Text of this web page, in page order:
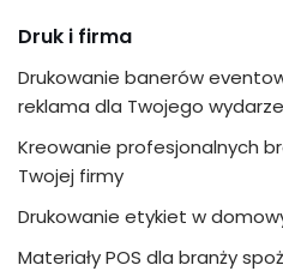
Druk i firma
Drukowanie banerów
reklama dla Twojego
Kreowanie profesjonalnych
Twojej firmy
Drukowanie etykiet w
Materiały POS dla branży